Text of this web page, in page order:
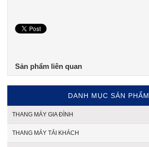
Sản phẩm liên quan
DANH MỤC SẢN PHẨM
THANG MÁY GIA ĐÌNH
THANG MÁY TẢI KHÁCH